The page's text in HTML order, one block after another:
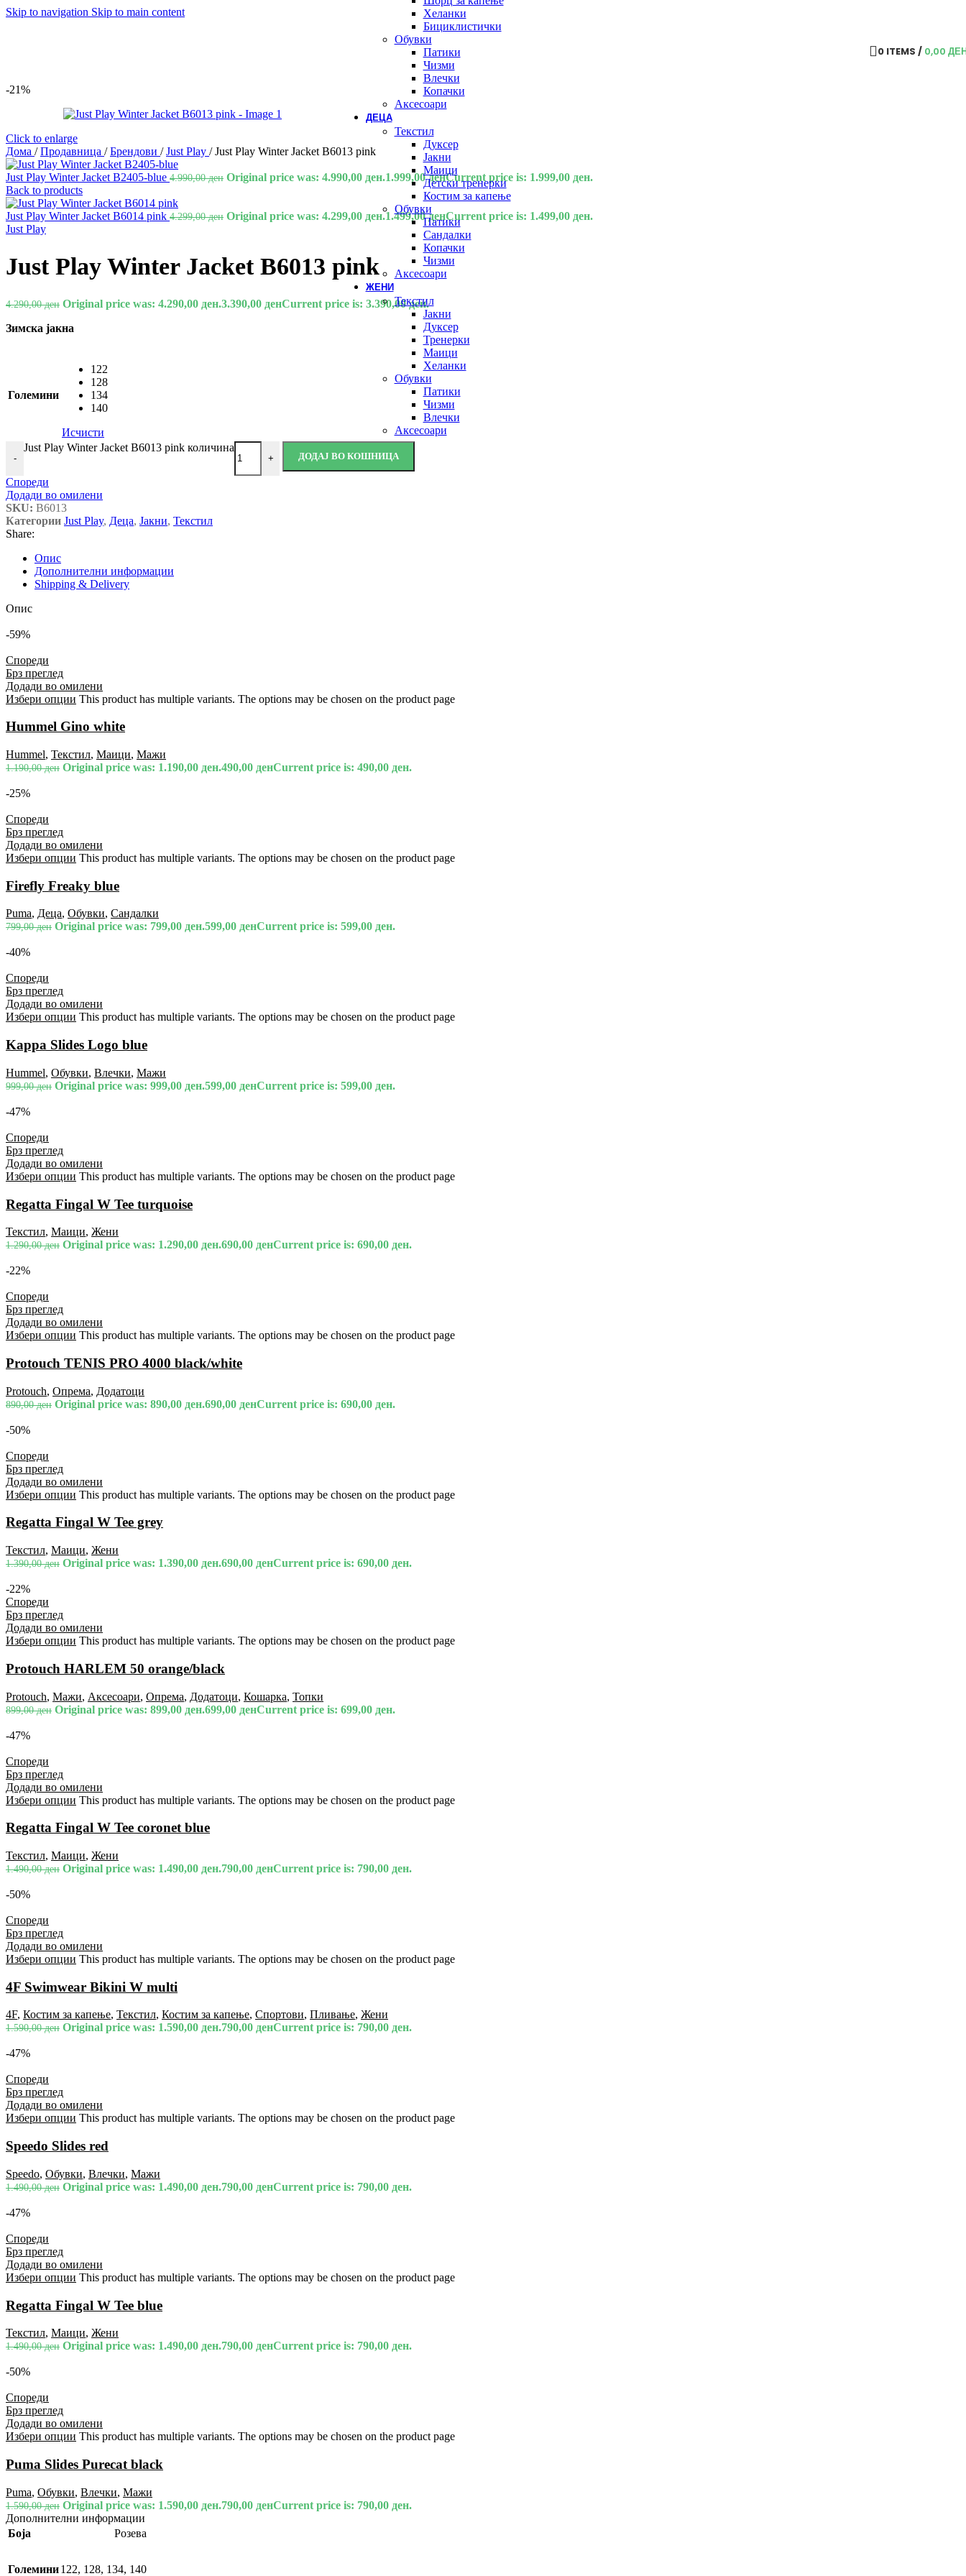
Skip to navigation Skip to main content
Хеланки
Бициклистички
Обувки
Патики
Чизми
Влечки
Копачки
Аксесоари
ДЕЦА
Текстил
Дуксер
Јакни
Маици
Детски тренерки
Костим за капење
Обувки
Патики
Сандалки
Копачки
Чизми
Аксесоари
ЖЕНИ
Текстил
Јакни
Дуксер
Тренерки
Маици
Хеланки
Обувки
Патики
Чизми
Влечки
Аксесоари
0 ITEMS / 0,00
-21%
Click to enlarge
Дома / Продавница / Брендови / Just Play / Just Play Winter Jacket B6013 pink
Just Play Winter Jacket B2405-blue 4.990,00ден Original price was: 4.990,00 ден.1.999,00денCurrent price is: 1.999,00 ден.
Back to products
Just Play Winter Jacket B6014 pink 4.299,00ден Original price was: 4.299,00 ден.1.499,00денCurrent price is: 1.499,00 ден.
Just Play
Just Play Winter Jacket B6013 pink
4.290,00ден Original price was: 4.290,00 ден.3.390,00 денCurrent price is: 3.390,00 ден.
Зимска јакна
Големини
122
128
134
140
Исчисти
-
Just Play Winter Jacket B6013 pink количина
+ ДОДАЈ ВО КОШНИЦА
Спореди
Додади во омилени
SKU: B6013
Категории Just Play, Деца, Јакни, Текстил
Share:
Опис
Дополнителни информации
Shipping & Delivery
Опис
-59%
Спореди
Брз преглед
Додади во омилени
Избери опции This product has multiple variants. The options may be chosen on the product page
Hummel Gino white
Hummel, Текстил, Маици, Мажи
1.190,00ден Original price was: 1.190,00 ден.490,00 денCurrent price is: 490,00 ден.
-25%
Спореди
Брз преглед
Додади во омилени
Избери опции This product has multiple variants. The options may be chosen on the product page
Firefly Freaky blue
Puma, Деца, Обувки, Сандалки
799,00ден Original price was: 799,00 ден.599,00 денCurrent price is: 599,00 ден.
-40%
Спореди
Брз преглед
Додади во омилени
Избери опции This product has multiple variants. The options may be chosen on the product page
Kappa Slides Logo blue
Hummel, Обувки, Влечки, Мажи
999,00ден Original price was: 999,00 ден.599,00 денCurrent price is: 599,00 ден.
-47%
Спореди
Брз преглед
Додади во омилени
Избери опции This product has multiple variants. The options may be chosen on the product page
Regatta Fingal W Tee turquoise
Текстил, Маици, Жени
1.290,00ден Original price was: 1.290,00 ден.690,00 денCurrent price is: 690,00 ден.
-22%
Спореди
Брз преглед
Додади во омилени
Избери опции This product has multiple variants. The options may be chosen on the product page
Protouch TENIS PRO 4000 black/white
Protouch, Опрема, Додатоци
890,00ден Original price was: 890,00 ден.690,00 денCurrent price is: 690,00 ден.
-50%
Спореди
Брз преглед
Додади во омилени
Избери опции This product has multiple variants. The options may be chosen on the product page
Regatta Fingal W Tee grey
Текстил, Маици, Жени
1.390,00ден Original price was: 1.390,00 ден.690,00 денCurrent price is: 690,00 ден.
-22%
Спореди
Брз преглед
Додади во омилени
Избери опции This product has multiple variants. The options may be chosen on the product page
Protouch HARLEM 50 orange/black
Protouch, Мажи, Аксесоари, Опрема, Додатоци, Кошарка, Топки
899,00ден Original price was: 899,00 ден.699,00 денCurrent price is: 699,00 ден.
-47%
Спореди
Брз преглед
Додади во омилени
Избери опции This product has multiple variants. The options may be chosen on the product page
Regatta Fingal W Tee coronet blue
Текстил, Маици, Жени
1.490,00ден Original price was: 1.490,00 ден.790,00 денCurrent price is: 790,00 ден.
-50%
Спореди
Брз преглед
Додади во омилени
Избери опции This product has multiple variants. The options may be chosen on the product page
4F Swimwear Bikini W multi
4F, Костим за капење, Текстил, Костим за капење, Спортови, Пливање, Жени
1.590,00ден Original price was: 1.590,00 ден.790,00 денCurrent price is: 790,00 ден.
-47%
Спореди
Брз преглед
Додади во омилени
Избери опции This product has multiple variants. The options may be chosen on the product page
Speedo Slides red
Speedo, Обувки, Влечки, Мажи
1.490,00ден Original price was: 1.490,00 ден.790,00 денCurrent price is: 790,00 ден.
-47%
Спореди
Брз преглед
Додади во омилени
Избери опции This product has multiple variants. The options may be chosen on the product page
Regatta Fingal W Tee blue
Текстил, Маици, Жени
1.490,00ден Original price was: 1.490,00 ден.790,00 денCurrent price is: 790,00 ден.
-50%
Спореди
Брз преглед
Додади во омилени
Избери опции This product has multiple variants. The options may be chosen on the product page
Puma Slides Purecat black
Puma, Обувки, Влечки, Мажи
1.590,00ден Original price was: 1.590,00 ден.790,00 денCurrent price is: 790,00 ден.
Дополнителни информации
Боја
Розева
Големини122, 128, 134, 140